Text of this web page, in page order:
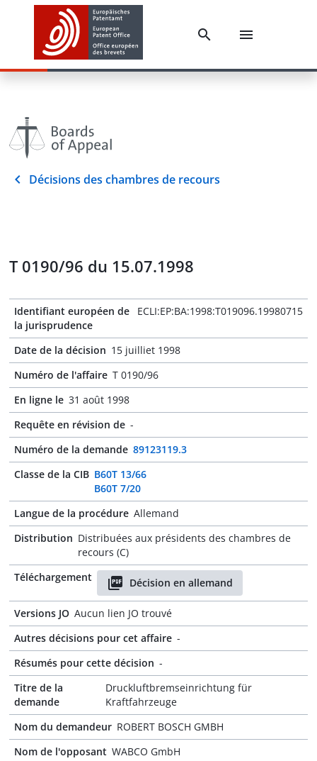
Décisions des chambres de recours
T 0190/96 du 15.07.1998
Identifiant européen de
la jurisprudence
ECLI:EP:BA:1998:T019096.19980715
Date de la décision 15 juilliet 1998
Numéro de l'affaire T 0190/96
En ligne le 31 août 1998
Requête en révision de -
Numéro de la demande 89123119.3
Classe de la CIB B60T 13/66
B60T 7/20
Langue de la procédure Allemand
Distribution Distribuées aux présidents des chambres de
recours (C)
Téléchargement
Décision en allemand
Versions JO Aucun lien JO trouvé
Autres décisions pour cet affaire -
Résumés pour cette décision -
Titre de la
demande
Druckluftbremseinrichtung für
Kraftfahrzeuge
Nom du demandeur ROBERT BOSCH GMBH
Nom de l'opposant WABCO GmbH